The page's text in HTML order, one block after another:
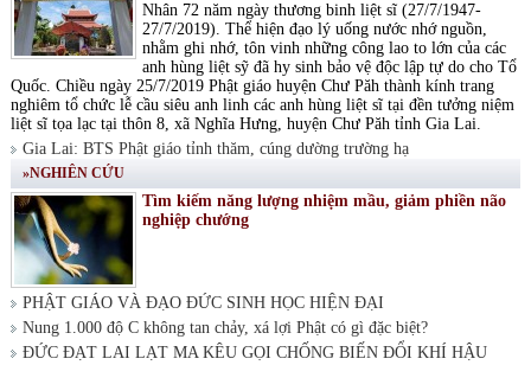
Nhân 72 năm ngày thương binh liệt sĩ (27/7/1947-
27/7/2019). Thể hiện đạo lý uống nước nhớ nguồn,
nhằm ghi nhớ, tôn vinh những công lao to lớn của các
anh hùng liệt sỹ đã hy sinh bảo vệ độc lập tự do cho Tổ
Quốc. Chiều ngày 25/7/2019 Phật giáo huyện Chư Păh thành kính trang
nghiêm tổ chức lễ cầu siêu anh linh các anh hùng liệt sĩ tại đền tưởng niệm
liệt sĩ tọa lạc tại thôn 8, xã Nghĩa Hưng, huyện Chư Păh tỉnh Gia Lai.
Gia Lai: BTS Phật giáo tỉnh thăm, cúng dường trường hạ
»NGHIÊN CỨU
Tìm kiếm năng lượng nhiệm mầu, giảm phiền não
nghiệp chướng
PHẬT GIÁO VÀ ĐẠO ĐỨC SINH HỌC HIỆN ĐẠI
Nung 1.000 độ C không tan chảy, xá lợi Phật có gì đặc biệt?
ĐỨC ĐẠT LAI LẠT MA KÊU GỌI CHỐNG BIẾN ĐỔI KHÍ HẬU